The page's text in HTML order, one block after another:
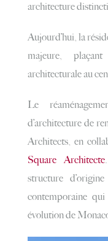
architecture
Aujourd’hui, la
majeure,
architecturale au
Le
d’architecture de
Architects, en
Square Architecte
structure
contemporaine
évolution de